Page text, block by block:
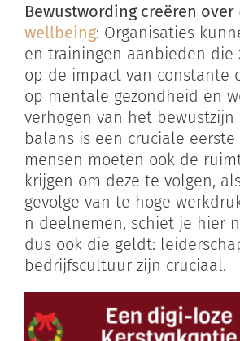
Bewustwording creëren over
wellbeing: Organisaties
en trainingen aanbieden die
op de impact van constante
op mentale gezondheid en
verhogen van het
balans is een cruciale eerste
mensen moeten ook de
krijgen om deze te volgen,
gevolge van te hoge
n deelnemen, schiet je hier
dus ook die geldt:
bedrijfscultuur zijn cruciaal.